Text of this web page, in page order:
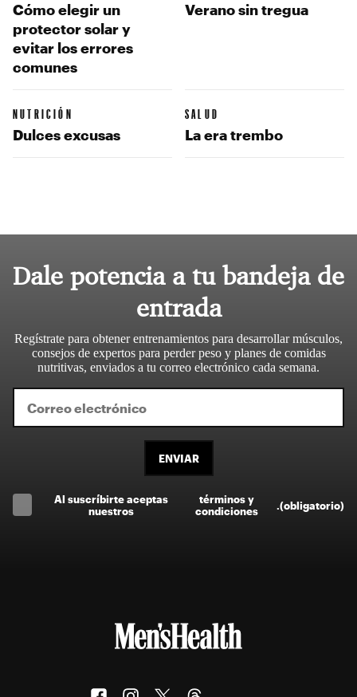
Cómo elegir un
protector solar y
evitar los errores
comunes
Verano sin tregua
NUTRICIÓN
Dulces excusas
SALUD
La era trembo
Dale potencia a tu bandeja de
entrada
Regístrate para obtener entrenamientos para desarrollar músculos,
consejos de expertos para perder peso y planes de comidas
nutritivas, enviados a tu correo electrónico cada semana.
ENVIAR
Al suscríbirte aceptas
nuestros
términos y
condiciones
(obligatorio)